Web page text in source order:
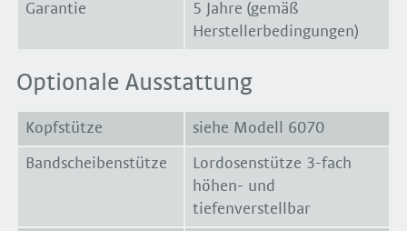
Garantie
5 Jahre (gemäß
Herstellerbedingungen)
Optionale Ausstattung
Kopfstütze siehe Modell 6070
Bandscheibenstütze
Lordosenstütze 3-fach
höhen- und
tiefenverstellbar